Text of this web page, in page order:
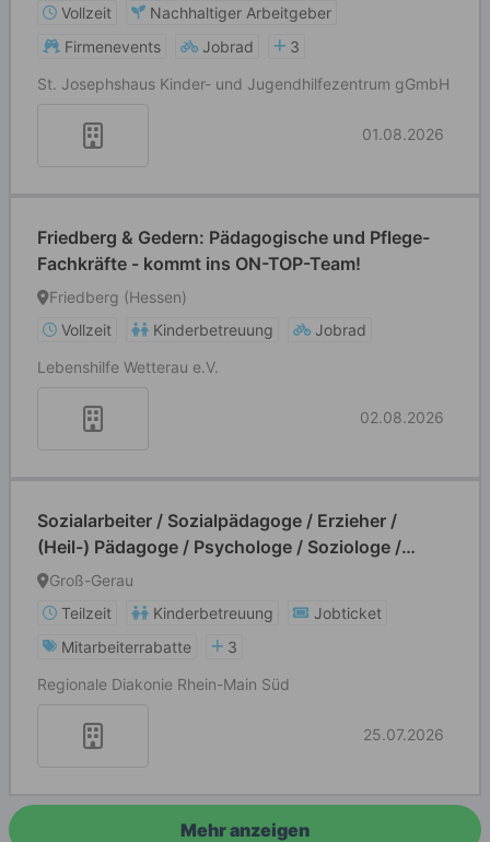
Vollzeit
Nachhaltiger Arbeitgeber
Firmenevents
Jobrad
3
St. Josephshaus Kinder- und Jugendhilfezentrum gGmbH
01.08.2026
Friedberg & Gedern: Pädagogische und Pflege-
Fachkräfte - kommt ins ON-TOP-Team!
Friedberg (Hessen)
Vollzeit
Kinderbetreuung
Jobrad
Lebenshilfe Wetterau e.V.
02.08.2026
Sozialarbeiter / Sozialpädagoge / Erzieher /
(Heil-) Pädagoge / Psychologe / Soziologe /
Heilerziehungs-/ Altenpfleger (m/w/d/k.A.)
Groß-Gerau
Teilzeit
Kinderbetreuung
Jobticket
Mitarbeiterrabatte
3
Regionale Diakonie Rhein-Main Süd
25.07.2026
Mehr anzeigen